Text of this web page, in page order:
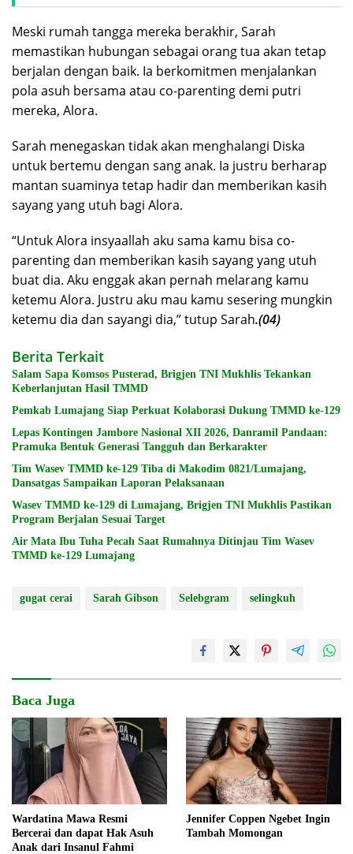
Meski rumah tangga mereka berakhir, Sarah
memastikan hubungan sebagai orang tua akan tetap
berjalan dengan baik. Ia berkomitmen menjalankan
pola asuh bersama atau co-parenting demi putri
mereka, Alora.
Sarah menegaskan tidak akan menghalangi Diska
untuk bertemu dengan sang anak. Ia justru berharap
mantan suaminya tetap hadir dan memberikan kasih
sayang yang utuh bagi Alora.
“Untuk Alora insyaallah aku sama kamu bisa co-
parenting dan memberikan kasih sayang yang utuh
buat dia. Aku enggak akan pernah melarang kamu
ketemu Alora. Justru aku mau kamu sesering mungkin
ketemu dia dan sayangi dia,” tutup Sarah.(04)
Berita Terkait
Salam Sapa Komsos Pusterad, Brigjen TNI Mukhlis Tekankan
Keberlanjutan Hasil TMMD
Pemkab Lumajang Siap Perkuat Kolaborasi Dukung TMMD ke-129
Lepas Kontingen Jambore Nasional XII 2026, Danramil Pandaan:
Pramuka Bentuk Generasi Tangguh dan Berkarakter
Tim Wasev TMMD ke-129 Tiba di Makodim 0821/Lumajang,
Dansatgas Sampaikan Laporan Pelaksanaan
Wasev TMMD ke-129 di Lumajang, Brigjen TNI Mukhlis Pastikan
Program Berjalan Sesuai Target
Air Mata Ibu Tuha Pecah Saat Rumahnya Ditinjau Tim Wasev
TMMD ke-129 Lumajang
gugat cerai Sarah Gibson Selebgram selingkuh
Baca Juga
Wardatina Mawa Resmi
Bercerai dan dapat Hak Asuh
Anak dari Insanul Fahmi
Jennifer Coppen Ngebet Ingin
Tambah Momongan